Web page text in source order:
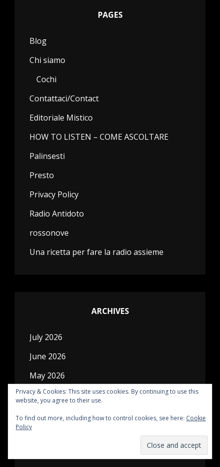
PAGES
Blog
Chi siamo
Cochi
Contattaci/Contact
Editoriale Mistico
HOW TO LISTEN – COME ASCOLTARE
Palinsesti
Presto
Privacy Policy
Radio Antidoto
rossonove
Una ricetta per fare la radio assieme
ARCHIVES
July 2026
June 2026
May 2026
April 2026
March 2026
February 2026
Privacy & Cookies: This site uses cookies. By continuing to use this
website, you agree to their use.
To find out more, including how to control cookies, see here: Cookie
Policy